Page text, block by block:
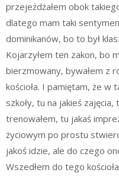
przejeżdżałem obok
dlatego mam taki
dominikanów, bo to był
Kojarzyłem ten zakon, bo
bierzmowany, bywałem z
kościoła. I pamiętam, że w
szkoły, tu na jakieś zajęcia,
trenowałem, tu jakaś
życiowym po prostu
jakoś idzie, ale do czego
Wszedłem do tego